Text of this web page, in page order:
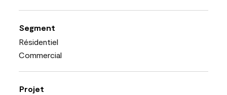
Segment
Résidentiel
Commercial
Projet